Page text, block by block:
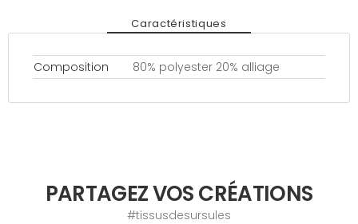
Caractéristiques
Composition 80% polyester 20% alliage
PARTAGEZ VOS CRÉATIONS
#tissusdesursules